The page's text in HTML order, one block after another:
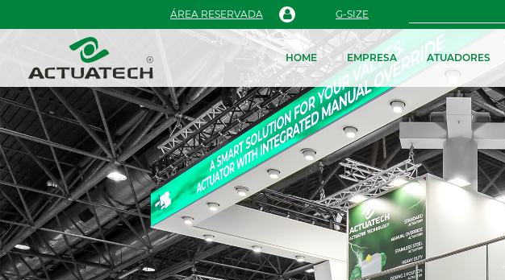
ÁREA RESERVADA G-SIZE
HOME EMPRESA ATUADORES